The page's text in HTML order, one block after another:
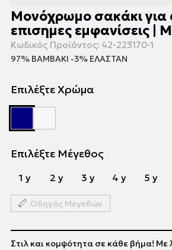
Μονόχρωμο σακάκι για
επισημες εμφανίσεις |
Κωδικός Προϊόντος: 42-223170-1
97% ΒΑΜΒΑΚΙ -3% ΕΛΑΣΤΑΝ
Επιλέξτε Χρώμα
Επιλέξτε Μέγεθος
1 y 2 y 3 y 4 y 5 y
Οδηγός Μεγεθών
Στιλ και κομψότητα σε κάθε βήμα! Με